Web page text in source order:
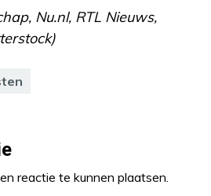
Nu.nl, RTL Nieuws,
reactie te kunnen plaatsen.